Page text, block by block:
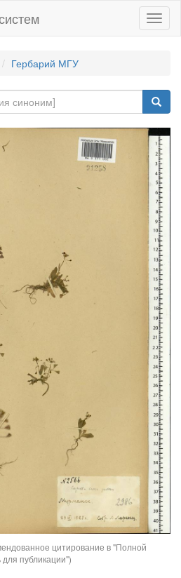
Гербарий МГУ
цитирование в "Полной
публикации")